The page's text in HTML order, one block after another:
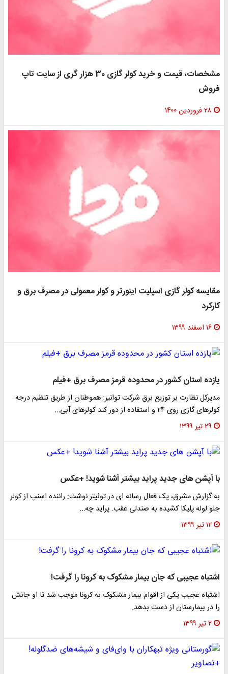
مشخصات، قیمت و خرید کولر گازی 30 هزار گری از سایت تاپ
فروش
۲۸ فروردین ۱۴۰۰
مقایسه کولر گازی اسپلیت اینورتر و کولر معمولی در مصرف برق و
کارکرد
۱۶ اسفند ۱۳۹۹
یازده استان کشور در محدوده قرمز مصرف برق +فیلم
مدیرکل نظارت بر توزیع برق شرکت توانیر: هموطنان از طریق تنظیم درجه
کولرهای گازی روی ۲۴ و استفاده از دور کند کولرهای آبی…
۲۹ تیر ۱۳۹۹
با آپشن های جدید پراید بیشتر آشنا شوید! +عکس
به گزارش مشرق، یک فعال رسانه ای در توئیتر نوشت: راننده اسنپ از کولر
جلو لوله پلیکا کشیده به صندلی عقب. پراید چه…
۱۲ تیر ۱۳۹۹
اشتباه عجیبی که جان بیمار مشکوک به کرونا را گرفت!
اشتباه عجیب یکی از اقوام بیمار مشکوک به کرونا موجب شد تا او جانش
را در بیمارستان از دست بدهد.
۲ تیر ۱۳۹۹